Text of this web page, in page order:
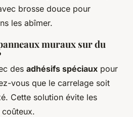
brosse douce pour
les abîmer.
muraux sur du
des adhésifs spéciaux pour
vous que le carrelage soit
Cette solution évite les